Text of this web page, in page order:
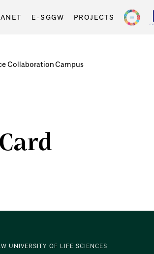
E-SGGW PROJECTS
CollaborationCampus
UNIVERSITY OF LIFE SCIENCES